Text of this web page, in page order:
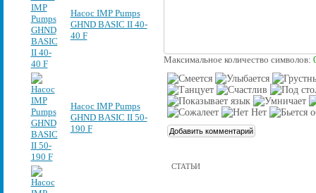
Насос IMP Pumps
GHND BASIC II 40-
40 F
Насос IMP Pumps
GHND BASIC II 50-
190 F
Максимальное количество символов:
СТАТЬИ